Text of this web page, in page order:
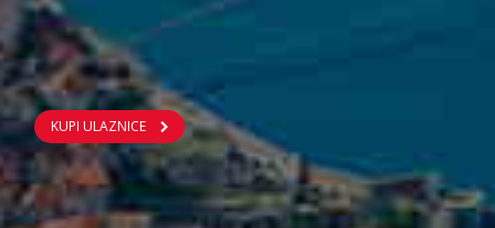
KUPI ULAZNICE